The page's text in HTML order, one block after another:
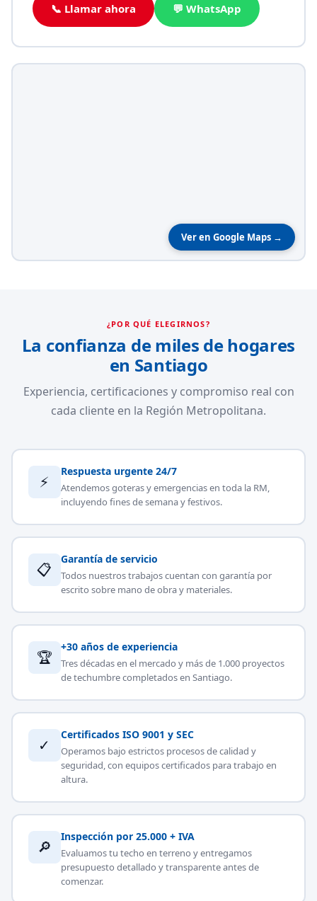
📞 Llamar ahora 💬 WhatsApp
Ver en Google Maps →
¿POR QUÉ ELEGIRNOS?
La confianza de miles de hogares
en Santiago
Experiencia, certificaciones y compromiso real con
cada cliente en la Región Metropolitana.
⚡
Respuesta urgente 24/7
Atendemos goteras y emergencias en toda la RM,
incluyendo fines de semana y festivos.
📋
Garantía de servicio
Todos nuestros trabajos cuentan con garantía por
escrito sobre mano de obra y materiales.
🏆
+30 años de experiencia
Tres décadas en el mercado y más de 1.000 proyectos
de techumbre completados en Santiago.
✓
Certificados ISO 9001 y SEC
Operamos bajo estrictos procesos de calidad y
seguridad, con equipos certificados para trabajo en
altura.
🔎
Inspección por 25.000 + IVA
Evaluamos tu techo en terreno y entregamos
presupuesto detallado y transparente antes de
comenzar.